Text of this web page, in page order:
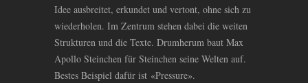
Idee ausbreitet, erkundet und vertont, ohne sich zu
wiederholen. Im Zentrum stehen dabei die weiten
Strukturen und die Texte. Drumherum baut Max
Apollo Steinchen für Steinchen seine Welten auf.
Bestes Beispiel dafür ist «Pressure».